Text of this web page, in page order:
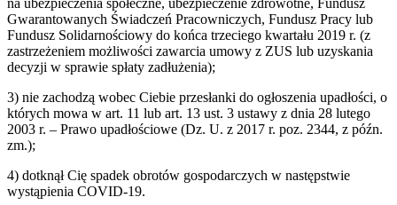
Gwarantowanych Świadczeń Pracowniczych, Fundusz Pracy lub
Fundusz Solidarnościowy do końca trzeciego kwartału 2019 r. (z
zastrzeżeniem możliwości zawarcia umowy z ZUS lub uzyskania
decyzji w sprawie spłaty zadłużenia);
3) nie zachodzą wobec Ciebie przesłanki do ogłoszenia upadłości, o
których mowa w art. 11 lub art. 13 ust. 3 ustawy z dnia 28 lutego
2003 r. – Prawo upadłościowe (Dz. U. z 2017 r. poz. 2344, z późn.
zm.);
4) dotknął Cię spadek obrotów gospodarczych w następstwie
wystąpienia COVID-19.